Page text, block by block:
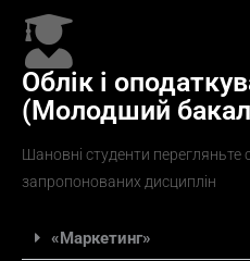
Облік і
(Молодший
Шановні студенти перегляньте
запропонованих дисциплін
«Маркетинг»